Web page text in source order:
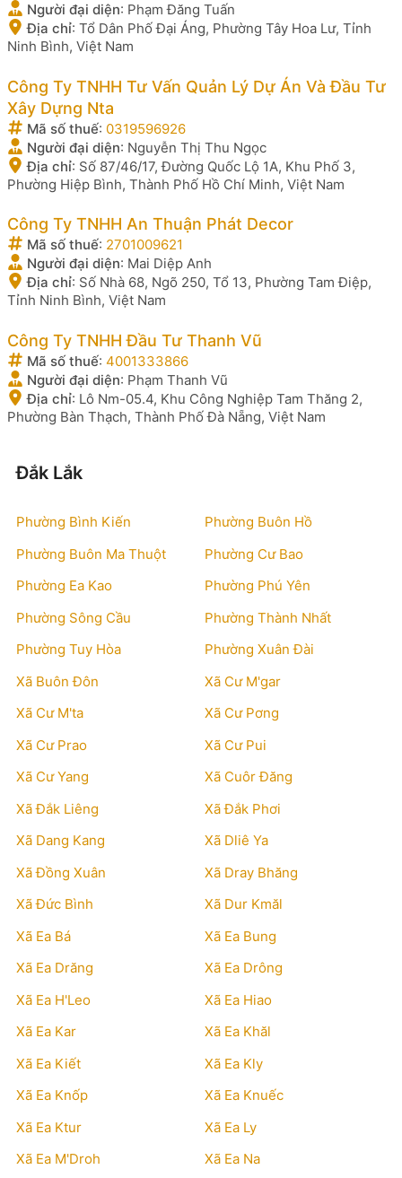
Người đại diện: Phạm Đăng Tuấn
Địa chỉ: Tổ Dân Phố Đại Áng, Phường Tây Hoa Lư, Tỉnh
Ninh Bình, Việt Nam
Công Ty TNHH Tư Vấn Quản Lý Dự Án Và Đầu Tư
Xây Dựng Nta
Mã số thuế: 0319596926
Người đại diện: Nguyễn Thị Thu Ngọc
Địa chỉ: Số 87/46/17, Đường Quốc Lộ 1A, Khu Phố 3,
Phường Hiệp Bình, Thành Phố Hồ Chí Minh, Việt Nam
Công Ty TNHH An Thuận Phát Decor
Mã số thuế: 2701009621
Người đại diện: Mai Diệp Anh
Địa chỉ: Số Nhà 68, Ngõ 250, Tổ 13, Phường Tam Điệp,
Tỉnh Ninh Bình, Việt Nam
Công Ty TNHH Đầu Tư Thanh Vũ
Mã số thuế: 4001333866
Người đại diện: Phạm Thanh Vũ
Địa chỉ: Lô Nm-05.4, Khu Công Nghiệp Tam Thăng 2,
Phường Bàn Thạch, Thành Phố Đà Nẵng, Việt Nam
Đắk Lắk
Phường Bình Kiến
Phường Buôn Hồ
Phường Buôn Ma Thuột
Phường Cư Bao
Phường Ea Kao
Phường Phú Yên
Phường Sông Cầu
Phường Thành Nhất
Phường Tuy Hòa
Phường Xuân Đài
Xã Buôn Đôn
Xã Cư M'gar
Xã Cư M'ta
Xã Cư Pơng
Xã Cư Prao
Xã Cư Pui
Xã Cư Yang
Xã Cuôr Đăng
Xã Đắk Liêng
Xã Đắk Phơi
Xã Dang Kang
Xã Dliê Ya
Xã Đồng Xuân
Xã Dray Bhăng
Xã Đức Bình
Xã Dur Kmăl
Xã Ea Bá
Xã Ea Bung
Xã Ea Drăng
Xã Ea Drông
Xã Ea H'Leo
Xã Ea Hiao
Xã Ea Kar
Xã Ea Khăl
Xã Ea Kiết
Xã Ea Kly
Xã Ea Knốp
Xã Ea Knuếc
Xã Ea Ktur
Xã Ea Ly
Xã Ea M'Droh
Xã Ea Na